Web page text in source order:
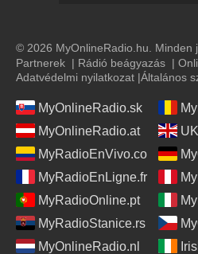
© 2026 MyOnlineRadio.hu. Minden
Partnerek | Rádió beágyazás |
Adatvédelmi nyilatkozat |Általános
MyOnlineRadio.sk
MyOnlineRadio.at
MyRadioEnVivo.co
MyRadioEnLigne.fr
MyRadioOnline.pt
MyRadioStanice.rs
MyOnlineRadio.nl